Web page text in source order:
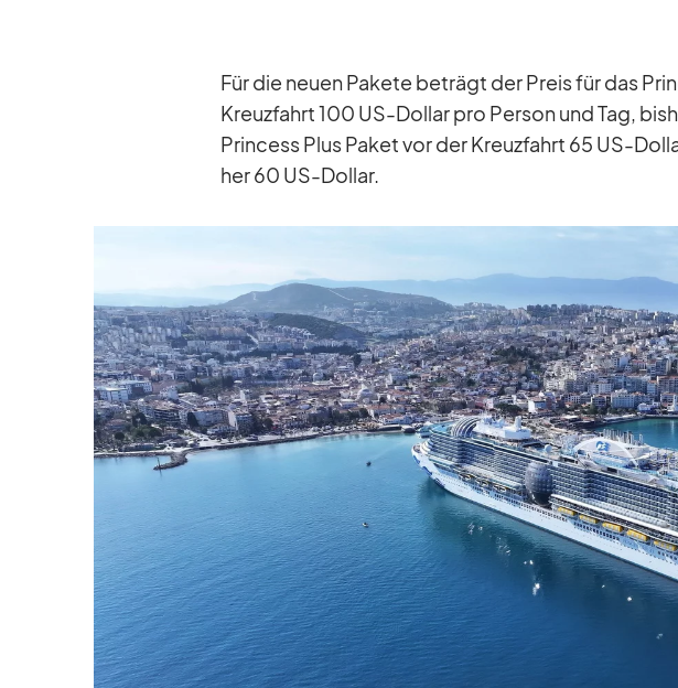
Für die neuen Pa­kete be­trägt der Preis für das
Kreuz­fahrt 100 US-Dol­lar pro Per­son und Tag,
Prin­cess Plus Pa­ket vor der Kreuz­fahrt 65 US-
her 60 US-Dol­lar.